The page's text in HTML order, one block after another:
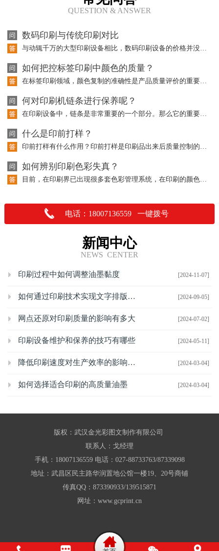
QUESTION & ANSWER
数码印刷与传统印刷对比
与动辄千万的大型印刷设备相比，数码印刷设备的价格并没有成为大型传统印刷企业投资…
如何把控标签印刷中颜色的质量？
在标签印刷领域，颜色复制的准确性是产品质量评价的重要因素。而且在标签印刷中使用…
何对印刷机链条进行保养呢？
在印刷设备中，链条是非常重要的一个部分。那么它的重要性体现在哪里呢？请听以下的…
什么是印前打样？
印前打样有什么作用？印前打样是印刷品出来后质量控制的重要依据，也是与客户沟通交…
如何辨别印刷色彩失真？
目前，在印刷界已出现很多套色彩管理系统，在印刷的颜色上都有了一定的控制，但是在…
电话：18007136559 一键拨号
新闻中心
NEWS CENTER
[2024-11-07]
印刷过程中如何调整油墨黏度
[2024-09-05]
如何通过印刷技术实现文字排版的优化
[2024-07-02]
网点还原对印刷质量的影响有多大
[2024-05-11]
印刷设备维护和保养的技巧有哪些
[2024-03-04]
降低印刷速度对生产效率的影响有哪些
[2024-03-04]
如何选择适合印刷的高质量油墨
版权：武汉金光彩图文制作有限公司
联系人：戈经理
手机：18007136559 电话：027-88733763/87339098
地址：武昌区民主路华润置地公馆一楼19、20号商铺
传真QQ：873390933/139515871
网址：www.gcprint.cn